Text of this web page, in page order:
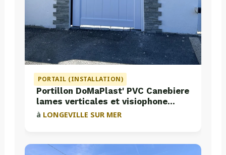
PORTAIL (INSTALLATION)
Portillon DoMaPlast' PVC Canebiere
lames verticales et visiophone
Aiphone
à LONGEVILLE SUR MER